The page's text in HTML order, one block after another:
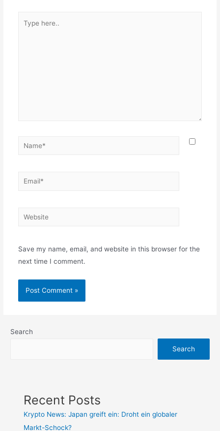
here..
Name*
Email*
Website
Save my name, email, and website in this browser for the
next time I comment.
Search
Search
Recent Posts
Krypto News: Japan greift ein: Droht ein globaler
Markt-Schock?